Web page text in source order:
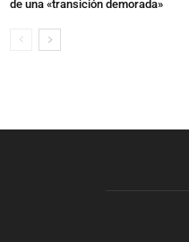
de una «transición demorada»